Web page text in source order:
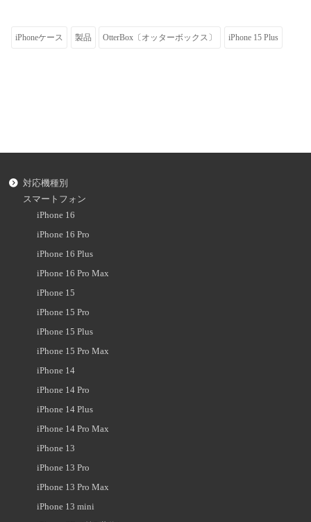
iPhoneケース 製品 OtterBox〔オッターボックス〕 iPhone 15 Plus
対応機種別
スマートフォン
iPhone 16
iPhone 16 Pro
iPhone 16 Plus
iPhone 16 Pro Max
iPhone 15
iPhone 15 Pro
iPhone 15 Plus
iPhone 15 Pro Max
iPhone 14
iPhone 14 Pro
iPhone 14 Plus
iPhone 14 Pro Max
iPhone 13
iPhone 13 Pro
iPhone 13 Pro Max
iPhone 13 mini